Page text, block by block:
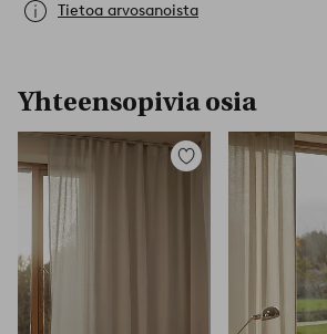
Tietoa arvosanoista
Yhteensopivia osia
Lisää